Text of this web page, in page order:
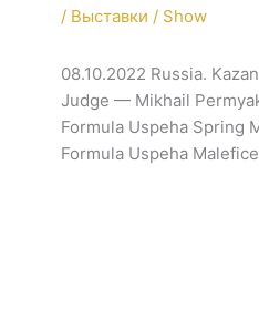
/ Выставки / Show
08.10.2022 Russia.
Judge — Mikhail
Formula Uspeha Spring
Formula Uspeha